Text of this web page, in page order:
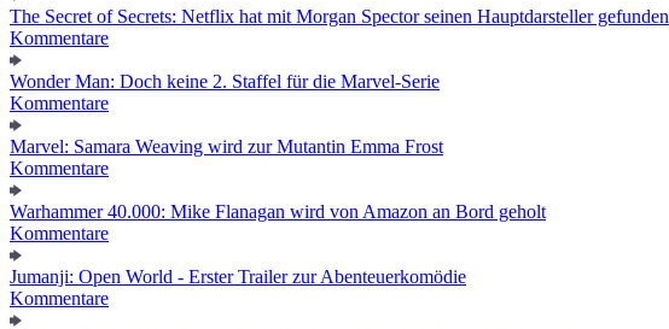
The Secret of Secrets: Netflix hat mit Morgan Spector seinen Hauptdarsteller gefunden
Kommentare
Wonder Man: Doch keine 2. Staffel für die Marvel-Serie
Kommentare
Marvel: Samara Weaving wird zur Mutantin Emma Frost
Kommentare
Warhammer 40.000: Mike Flanagan wird von Amazon an Bord geholt
Kommentare
Jumanji: Open World - Erster Trailer zur Abenteuerkomödie
Kommentare